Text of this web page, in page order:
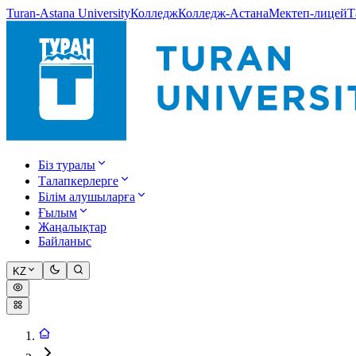
Turan-Astana UniversityКолледжКолледж-АстанаМектеп-лицей
Біз туралы
Талапкерлерге
Білім алушыларға
Ғылым
Жаңалықтар
Байланыс
KZ